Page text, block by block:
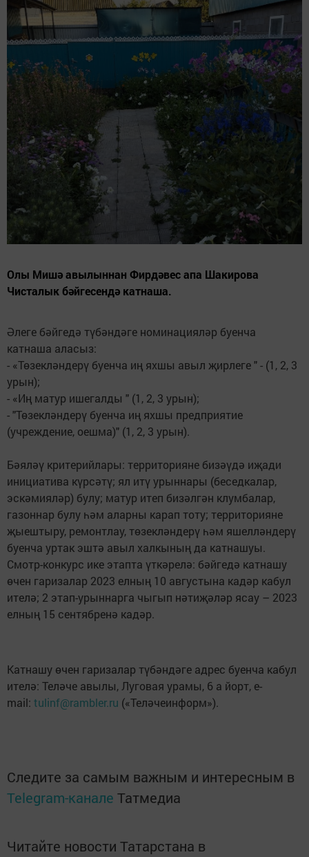
Олы Мишә авылыннан Фирдәвес апа Шакирова
Чисталык бәйгесендә катнаша.
Әлеге бәйгедә түбәндәге номинацияләр буенча
катнаша аласыз:
- «Төзекләндерү буенча иң яхшы авыл җирлеге " - (1, 2, 3
урын);
- «Иң матур ишегалды " (1, 2, 3 урын);
- "Төзекләндерү буенча иң яхшы предприятие
(учреждение, оешма)" (1, 2, 3 урын).
Бәяләү критерийлары: территорияне бизәүдә иҗади
инициатива күрсәтү; ял итү урыннары (беседкалар,
эскәмияләр) булу; матур итеп бизәлгән клумбалар,
газоннар булу һәм аларны карап тоту; территорияне
җыештыру, ремонтлау, төзекләндерү һәм яшелләндерү
буенча уртак эштә авыл халкының да катнашуы.
Смотр-конкурс ике этапта үткәрелә: бәйгедә катнашу
өчен гаризалар 2023 елның 10 августына кадәр кабул
ителә; 2 этап-урыннарга чыгып нәтиҗәләр ясау – 2023
елның 15 сентябренә кадәр.
Катнашу өчен гаризалар түбәндәге адрес буенча кабул
ителә: Теләче авылы, Луговая урамы, 6 а йорт, e-
mail: tulinf@rambler.ru («Теләчеинформ»).
Следите за самым важным и интересным в
Telegram-канале Татмедиа
Читайте новости Татарстана в